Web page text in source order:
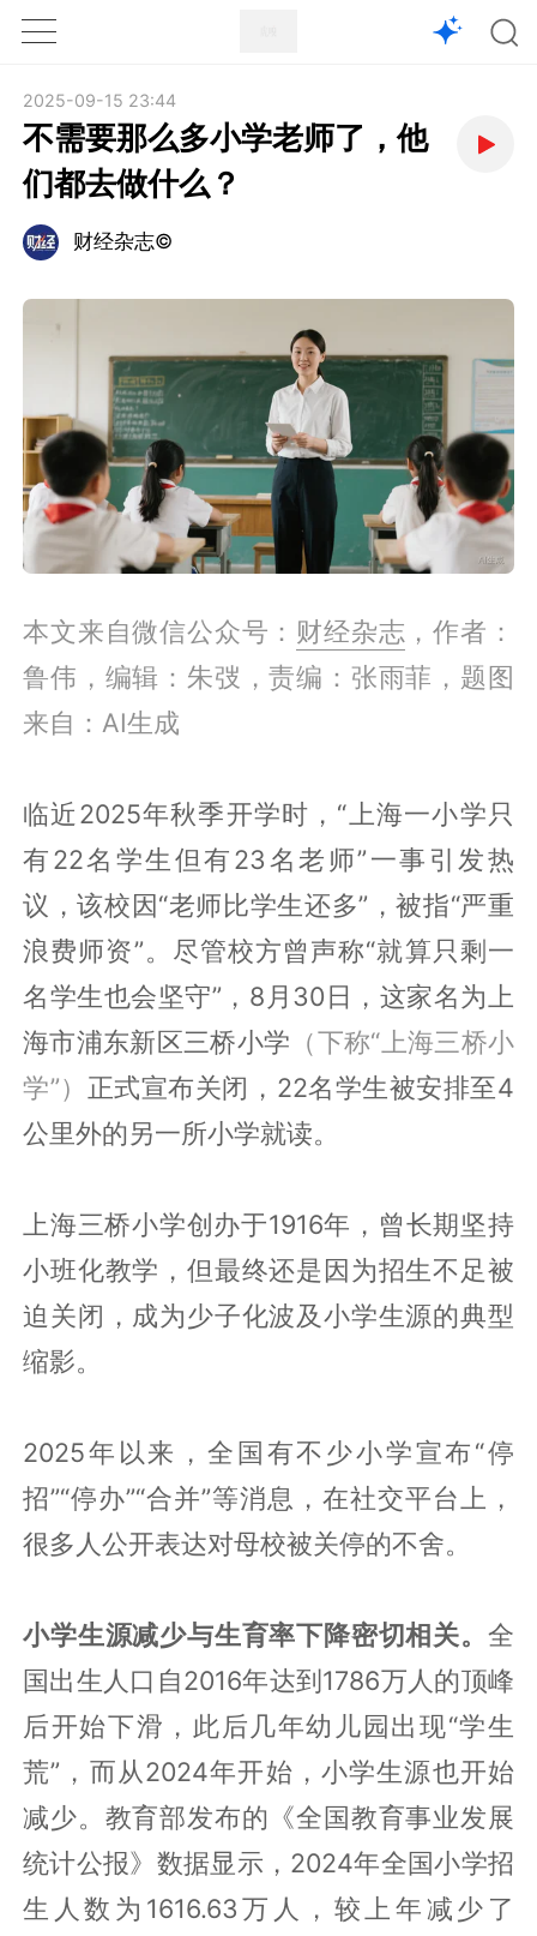
1X
2025-09-15 23:44
不需要那么多小学老师了，他
们都去做什么？
财经杂志©
本文来自微信公众号： 财经杂志 ，作者：
鲁伟，编辑：朱弢，责编：张雨菲，题图
来自：AI生成
临近2025年秋季开学时，“上海一小学只
有22名学生但有23名老师”一事引发热
议，该校因“老师比学生还多”，被指“严重
浪费师资”。尽管校方曾声称“就算只剩一
名学生也会坚守”，8月30日，这家名为上
海市浦东新区三桥小学 （下称“上海三桥小
学”） 正式宣布关闭，22名学生被安排至4
公里外的另一所小学就读。
上海三桥小学创办于1916年，曾长期坚持
小班化教学，但最终还是因为招生不足被
迫关闭，成为少子化波及小学生源的典型
缩影。
2025年以来，全国有不少小学宣布“停
招”“停办”“合并”等消息，在社交平台上，
很多人公开表达对母校被关停的不舍。
小学生源减少与生育率下降密切相关。 全
国出生人口自2016年达到1786万人的顶峰
后开始下滑，此后几年幼儿园出现“学生
荒”，而从2024年开始，小学生源也开始
减少。教育部发布的《全国教育事业发展
统计公报》数据显示，2024年全国小学招
生人数为1616.63万人，较上年减少了